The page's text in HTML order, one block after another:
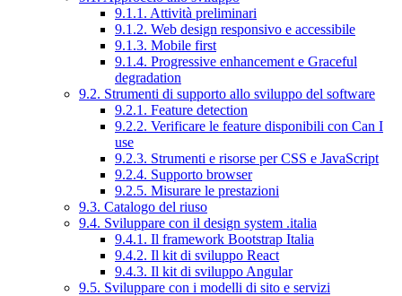
9.1.1. Attività preliminari
9.1.2. Web design responsivo e accessibile
9.1.3. Mobile first
9.1.4. Progressive enhancement e Graceful
degradation
9.2. Strumenti di supporto allo sviluppo del software
9.2.1. Feature detection
9.2.2. Verificare le feature disponibili con Can I
use
9.2.3. Strumenti e risorse per CSS e JavaScript
9.2.4. Supporto browser
9.2.5. Misurare le prestazioni
9.3. Catalogo del riuso
9.4. Sviluppare con il design system .italia
9.4.1. Il framework Bootstrap Italia
9.4.2. Il kit di sviluppo React
9.4.3. Il kit di sviluppo Angular
9.5. Sviluppare con i modelli di sito e servizi